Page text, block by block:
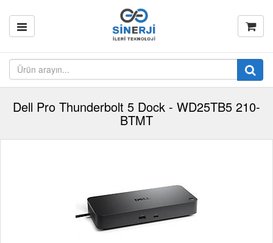
Dell Pro Thunderbolt 5 Dock - WD25TB5 210-
BTMT